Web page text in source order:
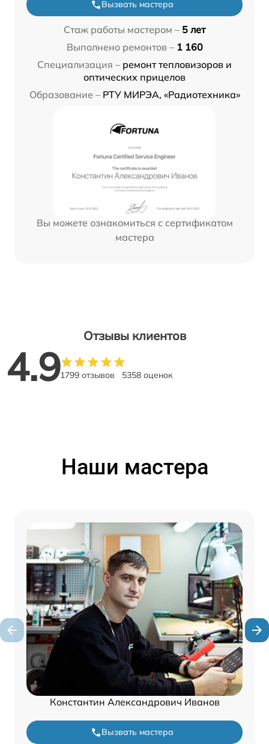
Вызвать мастера
Стаж работы мастером – 5 лет
Выполнено ремонтов – 1 160
Специализация – ремонт тепловизоров и
оптических прицелов
Образование – РТУ МИРЭА, «Радиотехника»
Вы можете ознакомиться с сертификатом
мастера
Отзывы клиентов
4.91799 отзывов 5358 оценок
Наши мастера
Константин Александрович Иванов
Вызвать мастера